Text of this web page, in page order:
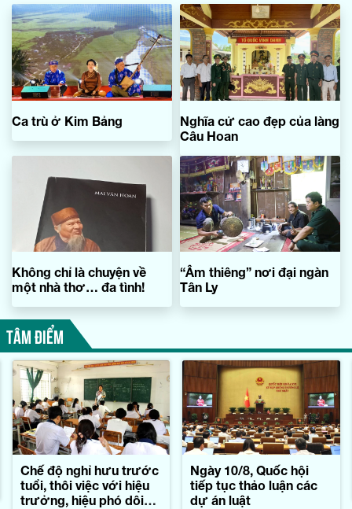
Ca trù ở Kim Bảng
Nghĩa cử cao đẹp của làng
Câu Hoan
Không chỉ là chuyện về
một nhà thơ… đa tình!
“Âm thiêng” nơi đại ngàn
Tân Ly
TÂM ĐIỂM
Chế độ nghỉ hưu trước
tuổi, thôi việc với hiệu
trưởng, hiệu phó dôi
Ngày 10/8, Quốc hội
tiếp tục thảo luận các
dự án luật